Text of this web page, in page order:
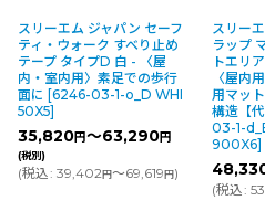
スリーエム ジャパン セーフ
ティ・ウォーク すべり止め
テープ タイプD 白 - 〈屋
内・室内用〉素足での歩行
面に [6246-03-1-o_D WHI
50X5]
35,820円～63,290円
(税別)
(税込: 39,402円～69,619円)
スリー
ラップ
トエリ
〈屋内
用マッ
構造【代
03-1-
900X6]
(税込: